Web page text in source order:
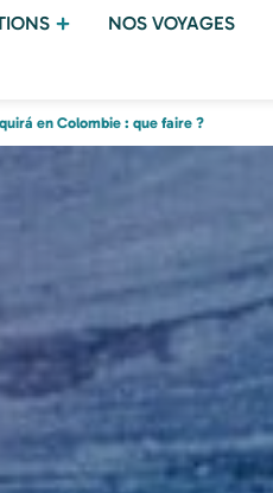
NOS VOYAGES
en Colombie : que faire ?